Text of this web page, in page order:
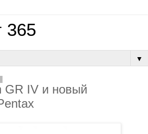
365
▼
GR IV и новый